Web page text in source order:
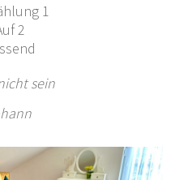
1
2
sein